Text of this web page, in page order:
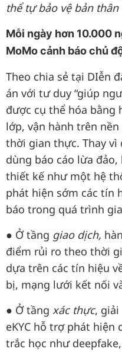
thể tự bảo vệ bản
Mỗi ngày hơn 10.000
MoMo cảnh báo chủ
Theo chia sẻ tại DIễn
án với tư duy “giúp
được cụ thể hóa bằng
lớp, vận hành trên
thời gian thực. Thay
dùng báo cáo lừa
thiết kế như một hệ
phát hiện sớm các tín
báo trong quá trình
● Ở tầng giao dịch,
điểm rủi ro theo thời
dựa trên các tín hiệu
bị, mạng lưới kết nối
● Ở tầng xác thực, giải
eKYC hỗ trợ phát hiện
trắc học như